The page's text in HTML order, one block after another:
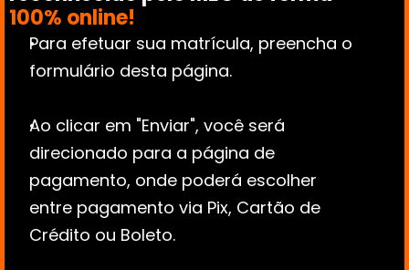
100% online!
Para efetuar sua matrícula, preencha o
formulário desta página.
Ao clicar em "Enviar", você será
direcionado para a página de
pagamento, onde poderá escolher
entre pagamento via Pix, Cartão de
Crédito ou Boleto.